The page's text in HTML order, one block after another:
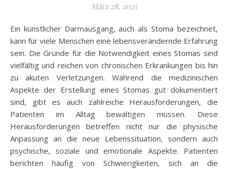
März 28, 2025
Ein künstlicher Darmausgang, auch als Stoma bezeichnet,
kann für viele Menschen eine lebensverändernde Erfahrung
sein. Die Gründe für die Notwendigkeit eines Stomas sind
vielfältig und reichen von chronischen Erkrankungen bis hin
zu akuten Verletzungen. Während die medizinischen
Aspekte der Erstellung eines Stomas gut dokumentiert
sind, gibt es auch zahlreiche Herausforderungen, die
Patienten im Alltag bewältigen müssen. Diese
Herausforderungen betreffen nicht nur die physische
Anpassung an die neue Lebenssituation, sondern auch
psychische, soziale und emotionale Aspekte. Patienten
berichten häufig von Schwierigkeiten, sich an die